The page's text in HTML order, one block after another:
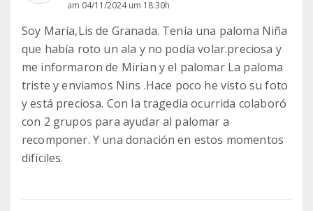
am 04/11/2024 um 18:30h
Soy María,Lis de Granada. Tenía una paloma Niña
que había roto un ala y no podía volar.preciosa y
me informaron de Mirian y el palomar La paloma
triste y enviamos Nins .Hace poco he visto su foto
y está preciosa. Con la tragedia ocurrida colaboró
con 2 grupos para ayudar al palomar a
recomponer. Y una donación en estos momentos
difíciles.